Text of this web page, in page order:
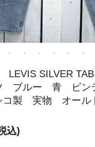
SILVER
ブルー 青 ビン
コ製 実物 オール
込)